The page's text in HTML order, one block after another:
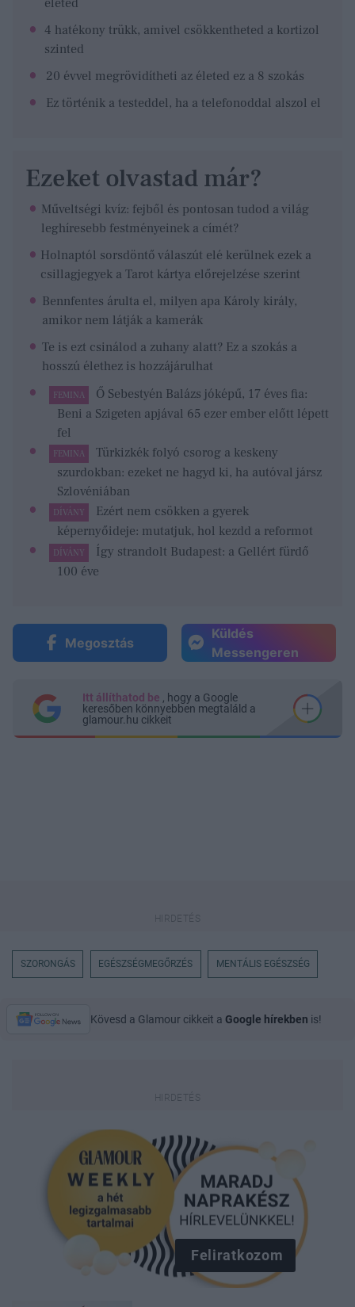
4 hatékony trükk, amivel csökkentheted a kortizol
szinted
20 évvel megrövidítheti az életed ez a 8 szokás
Ez történik a testeddel, ha a telefonoddal alszol el
Ezeket olvastad már?
Műveltségi kvíz: fejből és pontosan tudod a világ
leghíresebb festményeinek a címét?
Holnaptól sorsdöntő válaszút elé kerülnek ezek a
csillagjegyek a Tarot kártya előrejelzése szerint
Bennfentes árulta el, milyen apa Károly király,
amikor nem látják a kamerák
Te is ezt csinálod a zuhany alatt? Ez a szokás a
hosszú élethez is hozzájárulhat
FEMINA
Ő Sebestyén Balázs jóképű, 17 éves fia:
Beni a Szigeten apjával 65 ezer ember előtt lépett
fel
FEMINA
Türkizkék folyó csorog a keskeny
szurdokban: ezeket ne hagyd ki, ha autóval jársz
Szlovéniában
DÍVÁNY
Ezért nem csökken a gyerek
képernyőideje: mutatjuk, hol kezdd a reformot
DÍVÁNY
Így strandolt Budapest: a Gellért fürdő
100 éve
Megosztás
Küldés
Messengeren
Itt állíthatod be , hogy a Google
keresőben könnyebben megtaláld a
glamour.hu cikkeit
SZORONGÁS EGÉSZSÉGMEGŐRZÉS MENTÁLIS EGÉSZSÉG
Kövesd a Glamour cikkeit a Google hírekben is!
Feliratkozom